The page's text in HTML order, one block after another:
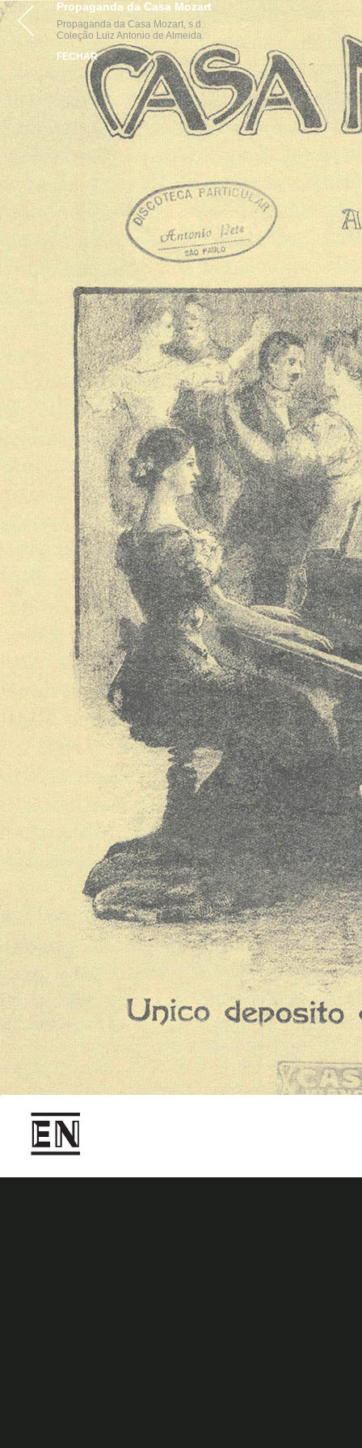
ACERVOS
Propaganda da Casa Mozart
Propaganda da Casa Mozart, s.d.
Coleção Luiz Antonio de Almeida.
FECHAR
realização parcerias